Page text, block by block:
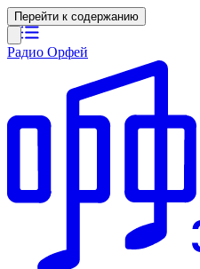
Перейти к содержанию
Радио Орфей